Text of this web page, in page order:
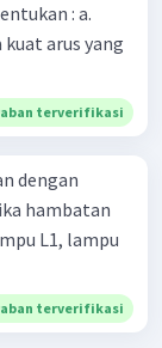
terverifikasi
dengan
L1, lampu
terverifikasi